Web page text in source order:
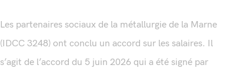
Les partenaires sociaux de la métallurgie de la Marne
(IDCC 3248) ont conclu un accord sur les salaires. Il
s’agit de l’accord du 5 juin 2026 qui a été signé par